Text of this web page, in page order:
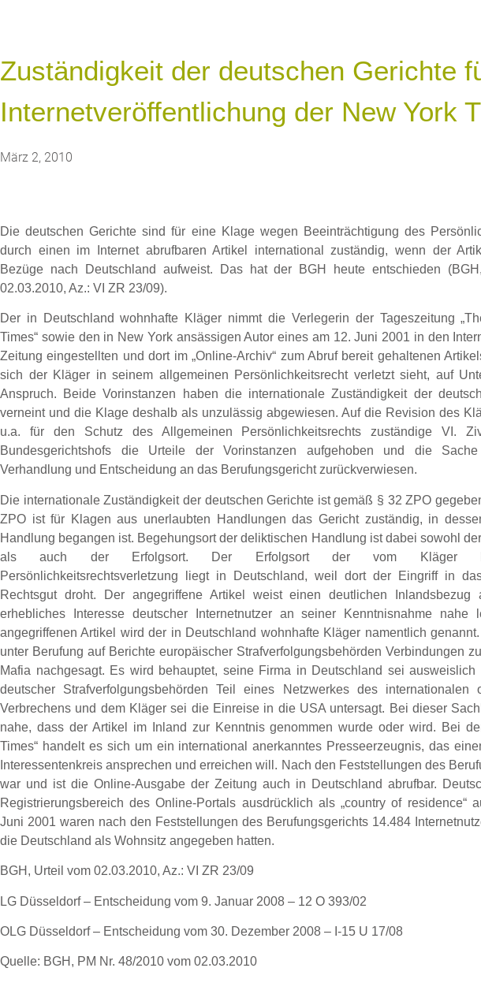
Zuständigkeit der deutschen Gerichte
Internetveröffentlichung der New York
März 2, 2010
Die deutschen Gerichte sind für eine Klage wegen Beeinträchtigung des
durch einen im Internet abrufbaren Artikel international zuständig, wenn der
Bezüge nach Deutschland aufweist. Das hat der BGH heute entschieden
02.03.2010, Az.: VI ZR 23/09).
Der in Deutschland wohnhafte Kläger nimmt die Verlegerin der Tageszeitung
Times“ sowie den in New York ansässigen Autor eines am 12. Juni 2001 in den
Zeitung eingestellten und dort im „Online-Archiv“ zum Abruf bereit gehaltenen
sich der Kläger in seinem allgemeinen Persönlichkeitsrecht verletzt sieht, auf
Anspruch. Beide Vorinstanzen haben die internationale Zuständigkeit der
verneint und die Klage deshalb als unzulässig abgewiesen. Auf die Revision des
u.a. für den Schutz des Allgemeinen Persönlichkeitsrechts zuständige VI.
Bundesgerichtshofs die Urteile der Vorinstanzen aufgehoben und die
Verhandlung und Entscheidung an das Berufungsgericht zurückverwiesen.
Die internationale Zuständigkeit der deutschen Gerichte ist gemäß § 32 ZPO
ZPO ist für Klagen aus unerlaubten Handlungen das Gericht zuständig, in
Handlung begangen ist. Begehungsort der deliktischen Handlung ist dabei sowohl
als auch der Erfolgsort. Der Erfolgsort der vom Kläger
Persönlichkeitsrechtsverletzung liegt in Deutschland, weil dort der Eingriff in
Rechtsgut droht. Der angegriffene Artikel weist einen deutlichen Inlandsbezug
erhebliches Interesse deutscher Internetnutzer an seiner Kenntnisnahme nahe
angegriffenen Artikel wird der in Deutschland wohnhafte Kläger namentlich
unter Berufung auf Berichte europäischer Strafverfolgungsbehörden Verbindungen
Mafia nachgesagt. Es wird behauptet, seine Firma in Deutschland sei ausweislich
deutscher Strafverfolgungsbehörden Teil eines Netzwerkes des internationalen
Verbrechens und dem Kläger sei die Einreise in die USA untersagt. Bei dieser
nahe, dass der Artikel im Inland zur Kenntnis genommen wurde oder wird. Bei
Times“ handelt es sich um ein international anerkanntes Presseerzeugnis, das
Interessentenkreis ansprechen und erreichen will. Nach den Feststellungen des
war und ist die Online-Ausgabe der Zeitung auch in Deutschland abrufbar.
Registrierungsbereich des Online-Portals ausdrücklich als „country of residence“
Juni 2001 waren nach den Feststellungen des Berufungsgerichts 14.484
die Deutschland als Wohnsitz angegeben hatten.
BGH, Urteil vom 02.03.2010, Az.: VI ZR 23/09
LG Düsseldorf – Entscheidung vom 9. Januar 2008 – 12 O 393/02
OLG Düsseldorf – Entscheidung vom 30. Dezember 2008 – I-15 U 17/08
Quelle: BGH, PM Nr. 48/2010 vom 02.03.2010